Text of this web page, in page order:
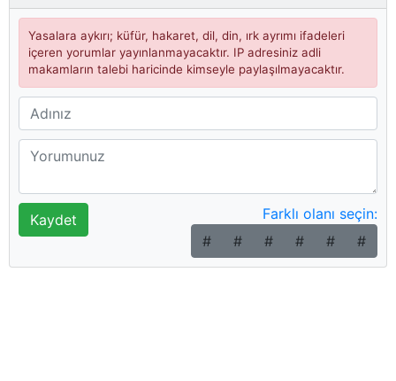
Yasalara aykırı; küfür, hakaret, dil, din, ırk ayrımı ifadeleri
içeren yorumlar yayınlanmayacaktır. IP adresiniz adli
makamların talebi haricinde kimseyle paylaşılmayacaktır.
Farklı olanı seçin:
#
# # # # #